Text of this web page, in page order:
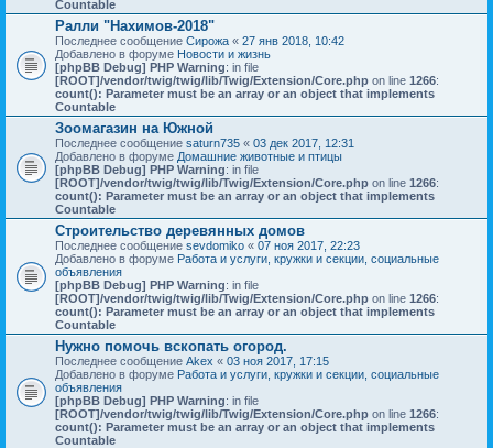
Countable
Ралли "Нахимов-2018"
Последнее сообщение Сирожа « 27 янв 2018, 10:42
Добавлено в форуме Новости и жизнь
[phpBB Debug] PHP Warning: in file
[ROOT]/vendor/twig/twig/lib/Twig/Extension/Core.php on line 1266:
count(): Parameter must be an array or an object that implements
Countable
Зоомагазин на Южной
Последнее сообщение saturn735 « 03 дек 2017, 12:31
Добавлено в форуме Домашние животные и птицы
[phpBB Debug] PHP Warning: in file
[ROOT]/vendor/twig/twig/lib/Twig/Extension/Core.php on line 1266:
count(): Parameter must be an array or an object that implements
Countable
Строительство деревянных домов
Последнее сообщение sevdomiko « 07 ноя 2017, 22:23
Добавлено в форуме Работа и услуги, кружки и секции, социальные
объявления
[phpBB Debug] PHP Warning: in file
[ROOT]/vendor/twig/twig/lib/Twig/Extension/Core.php on line 1266:
count(): Parameter must be an array or an object that implements
Countable
Нужно помочь вскопать огород.
Последнее сообщение Akex « 03 ноя 2017, 17:15
Добавлено в форуме Работа и услуги, кружки и секции, социальные
объявления
[phpBB Debug] PHP Warning: in file
[ROOT]/vendor/twig/twig/lib/Twig/Extension/Core.php on line 1266:
count(): Parameter must be an array or an object that implements
Countable